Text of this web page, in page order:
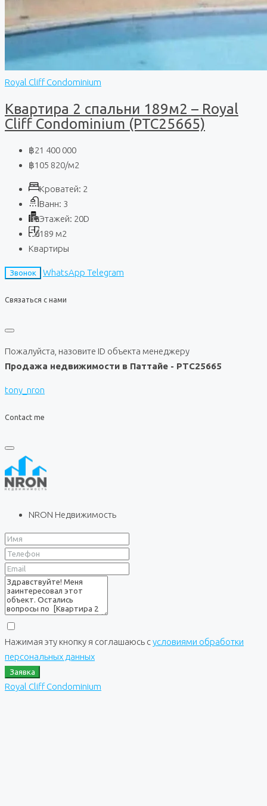
Royal Cliff Condominium
Квартира 2 спальни 189м2 – Royal
Cliff Condominium (PTC25665)
฿21 400 000
฿105 820/м2
Кроватей: 2
Ванн: 3
Этажей: 20D
189 м2
Квартиры
Звонок WhatsApp Telegram
Связаться с нами
Пожалуйста, назовите ID объекта менеджеру
Продажа недвижимости в Паттайе - PTC25665
tony_nron
Contact me
NRON Недвижимость
Нажимая эту кнопку я соглашаюсь сусловиями обработки
персональных данных
Заявка
Royal Cliff Condominium